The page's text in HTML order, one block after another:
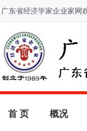
广东省经济学家企业家网
首 页 概况